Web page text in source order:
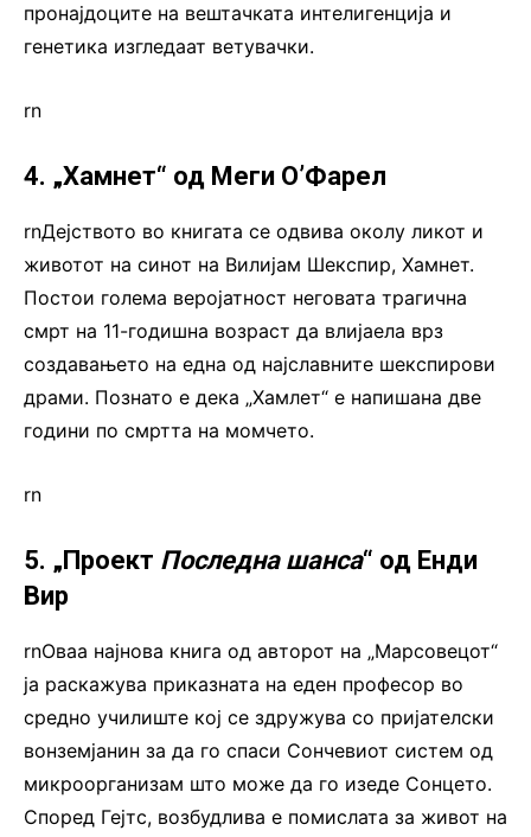
пронајдоците на вештачката интелигенција и
генетика изгледаат ветувачки.
rn
4. „Хамнет“ од Меги О’Фарел
rnДејството во книгата се одвива околу ликот и
животот на синот на Вилијам Шекспир, Хамнет.
Постои голема веројатност неговата трагична
смрт на 11-годишна возраст да влијаела врз
создавањето на една од најславните шекспирови
драми. Познато е дека „Хамлет“ е напишана две
години по смртта на момчето.
rn
5. „Проект Последна шанса“ од Енди
Вир
rnОваа најнова книга од авторот на „Марсовецот“
ја раскажува приказната на еден професор во
средно училиште кој се здружува со пријателски
вонземјанин за да го спаси Сончевиот систем од
микроорганизам што може да го изеде Сонцето.
Според Гејтс, возбудлива е помислата за живот на